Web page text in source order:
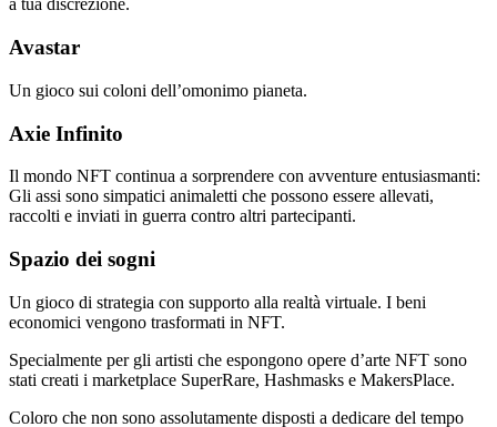
a tua discrezione.
Avastar
Un gioco sui coloni dell’omonimo pianeta.
Axie Infinito
Il mondo NFT continua a sorprendere con avventure entusiasmanti:
Gli assi sono simpatici animaletti che possono essere allevati,
raccolti e inviati in guerra contro altri partecipanti.
Spazio dei sogni
Un gioco di strategia con supporto alla realtà virtuale. I beni
economici vengono trasformati in NFT.
Specialmente per gli artisti che espongono opere d’arte NFT sono
stati creati i marketplace SuperRare, Hashmasks e MakersPlace.
Coloro che non sono assolutamente disposti a dedicare del tempo